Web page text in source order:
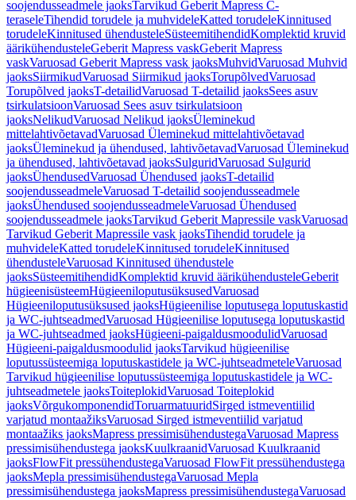
soojendusseadmele jaoksTarvikud Geberit Mapress C-
teraseleTihendid torudele ja muhvideleKatted torudeleKinnitused
torudeleKinnitused ühendusteleSüsteemitihendidKomplektid kruvid
äärikühendusteleGeberit Mapress vaskGeberit Mapress
vaskVaruosad Geberit Mapress vask jaoksMuhvidVaruosad Muhvid
jaoksSiirmikudVaruosad Siirmikud jaoksTorupõlvedVaruosad
Torupõlved jaoksT-detailidVaruosad T-detailid jaoksSees asuv
tsirkulatsioonVaruosad Sees asuv tsirkulatsioon
jaoksNelikudVaruosad Nelikud jaoksÜleminekud
mittelahtivõetavadVaruosad Üleminekud mittelahtivõetavad
jaoksÜleminekud ja ühendused, lahtivõetavadVaruosad Üleminekud
ja ühendused, lahtivõetavad jaoksSulguridVaruosad Sulgurid
jaoksÜhendusedVaruosad Ühendused jaoksT-detailid
soojendusseadmeleVaruosad T-detailid soojendusseadmele
jaoksÜhendused soojendusseadmeleVaruosad Ühendused
soojendusseadmele jaoksTarvikud Geberit Mapressile vaskVaruosad
Tarvikud Geberit Mapressile vask jaoksTihendid torudele ja
muhvideleKatted torudeleKinnitused torudeleKinnitused
ühendusteleVaruosad Kinnitused ühendustele
jaoksSüsteemitihendidKomplektid kruvid äärikühendusteleGeberit
hügieenisüsteemHügieeniloputusüksusedVaruosad
Hügieeniloputusüksused jaoksHügieenilise loputusega loputuskastid
ja WC-juhtseadmedVaruosad Hügieenilise loputusega loputuskastid
ja WC-juhtseadmed jaoksHügieeni-paigaldusmoodulidVaruosad
Hügieeni-paigaldusmoodulid jaoksTarvikud hügieenilise
loputussüsteemiga loputuskastidele ja WC-juhtseadmeteleVaruosad
Tarvikud hügieenilise loputussüsteemiga loputuskastidele ja WC-
juhtseadmetele jaoksToiteplokidVaruosad Toiteplokid
jaoksVõrgukomponendidToruarmatuuridSirged istmeventiilid
varjatud montaažiksVaruosad Sirged istmeventiilid varjatud
montaažiks jaoksMapress pressimisühendustegaVaruosad Mapress
pressimisühendustega jaoksKuulkraanidVaruosad Kuulkraanid
jaoksFlowFit pressühendustegaVaruosad FlowFit pressühendustega
jaoksMepla pressimisühendustegaVaruosad Mepla
pressimisühendustega jaoksMapress pressimisühendustegaVaruosad